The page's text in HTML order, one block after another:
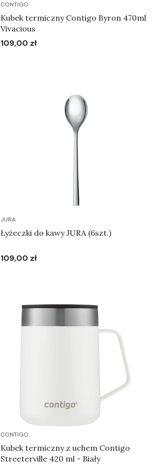
CONTIGO
Kubek termiczny Contigo Byron 470ml
Vivacious
Cena
109,00 zł
JURA
Łyżeczki do kawy JURA (6szt.)
Cena
109,00 zł
CONTIGO
Kubek termiczny z uchem Contigo
Streeterville 420 ml - Biały